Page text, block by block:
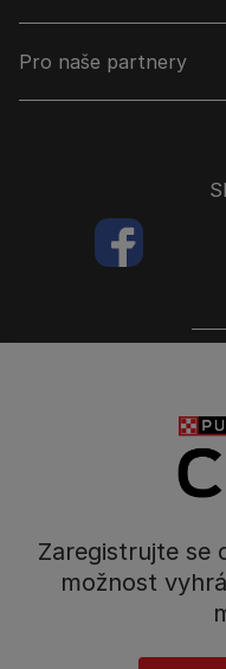
Zaregistrujte se
možnost
Pro naše partnery
Spojte se s